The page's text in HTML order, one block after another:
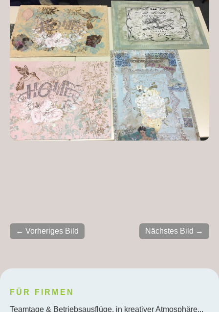
← Vorheriges Bild Nächstes Bild →
FÜR FIRMEN
Teamtage & Betriebsausflüge, in kreativer Atmosphäre...